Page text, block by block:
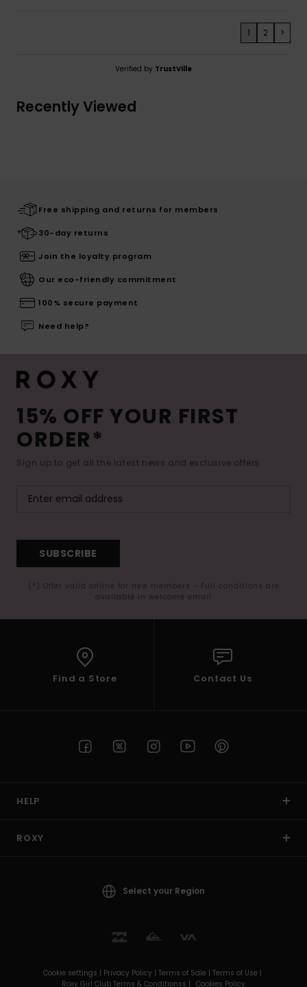
1 2 >
Verified by TrustVille
Recently Viewed
Free shipping and returns for members
30-day returns
Join the loyalty program
Our eco-friendly commitment
100% secure payment
Need help?
15% OFF YOUR FIRST
ORDER*
Sign up to get all the latest news and exclusive offers.
SUBSCRIBE
(*) Offer valid online for new members - Full conditions are
available in welcome email
Find a Store Contact Us
HELP
ROXY
Select your Region
Cookie settings | Privacy Policy | Terms of Sale | Terms of Use |
Roxy Girl Club Terms & Conditionss | Cookies Policy